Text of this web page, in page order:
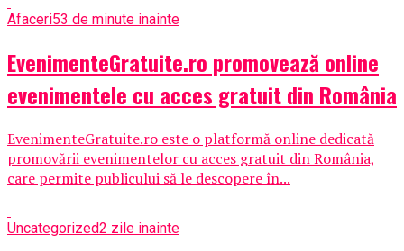
Afaceri53 de minute inainte
EvenimenteGratuite.ro promovează online
evenimentele cu acces gratuit din România
EvenimenteGratuite.ro este o platformă online dedicată
promovării evenimentelor cu acces gratuit din România,
care permite publicului să le descopere în...
Uncategorized2 zile inainte